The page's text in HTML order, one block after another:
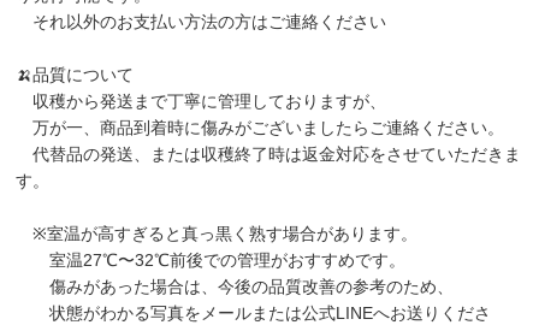
それ以外のお支払い方法の方はご連絡ください
🍌品質について
収穫から発送まで丁寧に管理しておりますが、
万が一、商品到着時に傷みがございましたらご連絡ください。
代替品の発送、または収穫終了時は返金対応をさせていただきま
す。
※室温が高すぎると真っ黒く熟す場合があります。
室温27℃〜32℃前後での管理がおすすめです。
傷みがあった場合は、今後の品質改善の参考のため、
状態がわかる写真をメールまたは公式LINEへお送りくださ